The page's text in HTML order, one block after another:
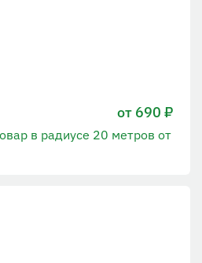
от 690 ₽
в радиусе 20 метров от